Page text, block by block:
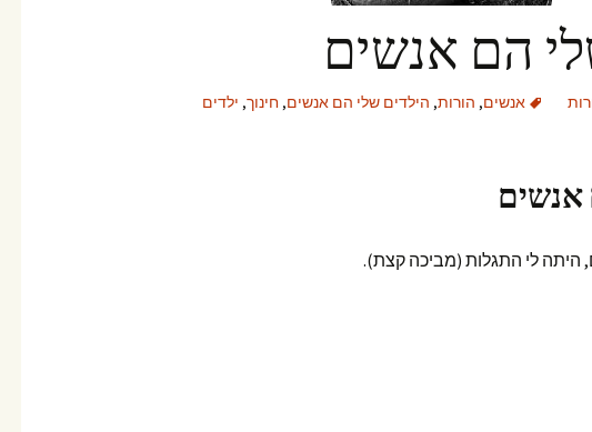
הם אנשים
אנשים, הורות, הילדים שלי הם אנשים, חינוך, ילדים
אנשים
היתה לי התגלות (מביכה קצת).